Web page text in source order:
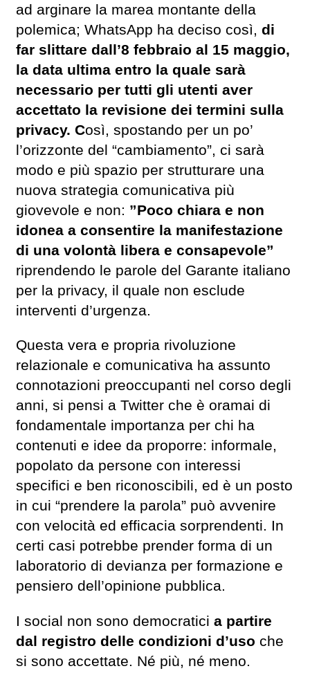
ad arginare la marea montante della
polemica; WhatsApp ha deciso così, di
far slittare dall’8 febbraio al 15 maggio,
la data ultima entro la quale sarà
necessario per tutti gli utenti aver
accettato la revisione dei termini sulla
privacy. Così, spostando per un po’
l’orizzonte del “cambiamento”, ci sarà
modo e più spazio per strutturare una
nuova strategia comunicativa più
giovevole e non: ”Poco chiara e non
idonea a consentire la manifestazione
di una volontà libera e consapevole”
riprendendo le parole del Garante italiano
per la privacy, il quale non esclude
interventi d’urgenza.
Questa vera e propria rivoluzione
relazionale e comunicativa ha assunto
connotazioni preoccupanti nel corso degli
anni, si pensi a Twitter che è oramai di
fondamentale importanza per chi ha
contenuti e idee da proporre: informale,
popolato da persone con interessi
specifici e ben riconoscibili, ed è un posto
in cui “prendere la parola” può avvenire
con velocità ed efficacia sorprendenti. In
certi casi potrebbe prender forma di un
laboratorio di devianza per formazione e
pensiero dell’opinione pubblica.
I social non sono democratici a partire
dal registro delle condizioni d’uso che
si sono accettate. Né più, né meno.